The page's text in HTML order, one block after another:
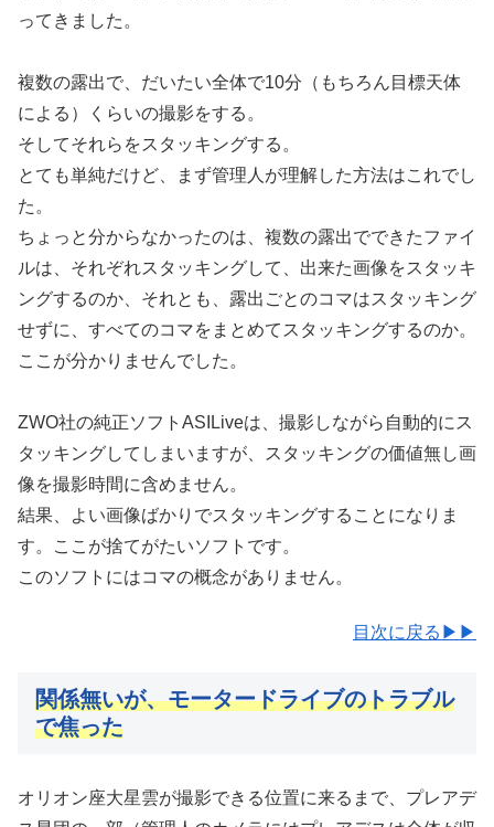
ってきました。
複数の露出で、だいたい全体で10分（もちろん目標天体
による）くらいの撮影をする。
そしてそれらをスタッキングする。
とても単純だけど、まず管理人が理解した方法はこれでし
た。
ちょっと分からなかったのは、複数の露出でできたファイ
ルは、それぞれスタッキングして、出来た画像をスタッキ
ングするのか、それとも、露出ごとのコマはスタッキング
せずに、すべてのコマをまとめてスタッキングするのか。
ここが分かりませんでした。
ZWO社の純正ソフトASILiveは、撮影しながら自動的にス
タッキングしてしまいますが、スタッキングの価値無し画
像を撮影時間に含めません。
結果、よい画像ばかりでスタッキングすることになりま
す。ここが捨てがたいソフトです。
このソフトにはコマの概念がありません。
目次に戻る▶▶
関係無いが、モータードライブのトラブル
で焦った
オリオン座大星雲が撮影できる位置に来るまで、プレアデ